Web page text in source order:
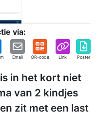
via:
Email QR-code Link Poster
in het kort niet
van 2 kindjes
zit met een last